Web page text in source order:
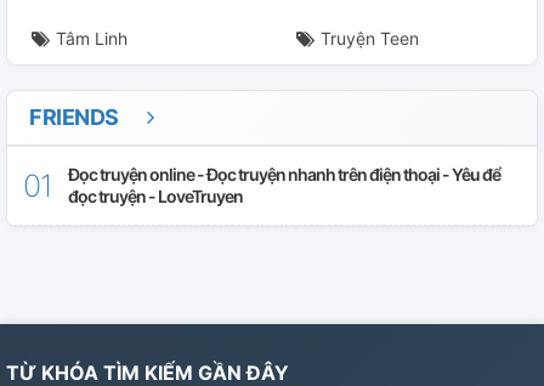
Tâm Linh Truyện Teen
FRIENDS
Đọc truyện online - Đọc truyện nhanh trên điện thoại - Yêu để
đọc truyện - LoveTruyen
TỪ KHÓA TÌM KIẾM GẦN ĐÂY